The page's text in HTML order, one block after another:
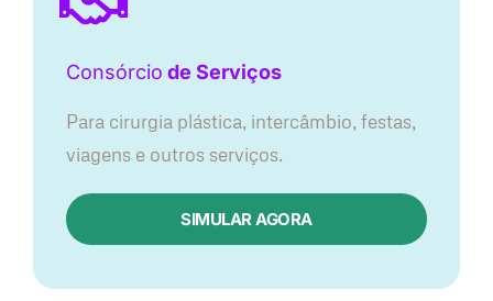
Consórcio de Serviços
Para cirurgia plástica, intercâmbio, festas,
viagens e outros serviços.
SIMULAR AGORA